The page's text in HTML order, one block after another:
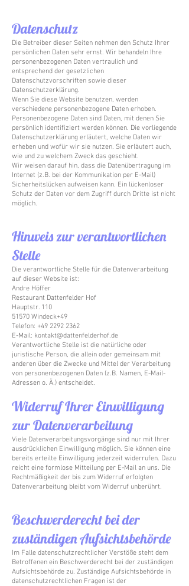
Datenschutz
Die Betreiber dieser Seiten nehmen den Schutz Ihrer
persönlichen Daten sehr ernst. Wir behandeln Ihre
personenbezogenen Daten vertraulich und
entsprechend der gesetzlichen
Datenschutzvorschriften sowie dieser
Datenschutzerklärung.
Wenn Sie diese Website benutzen, werden
verschiedene personenbezogene Daten erhoben.
Personenbezogene Daten sind Daten, mit denen Sie
persönlich identifiziert werden können. Die vorliegende
Datenschutzerklärung erläutert, welche Daten wir
erheben und wofür wir sie nutzen. Sie erläutert auch,
wie und zu welchem Zweck das geschieht.
Wir weisen darauf hin, dass die Datenübertragung im
Internet (z.B. bei der Kommunikation per E-Mail)
Sicherheitslücken aufweisen kann. Ein lückenloser
Schutz der Daten vor dem Zugriff durch Dritte ist nicht
möglich.
Hinweis zur verantwortlichen
Stelle
Die verantwortliche Stelle für die Datenverarbeitung
auf dieser Website ist:
Andre Höffer
Restaurant Dattenfelder Hof
Hauptstr. 110
51570 Windeck+49
Telefon: +49 2292 2362
E-Mail: kontakt@dattenfelderhof.de
Verantwortliche Stelle ist die natürliche oder
juristische Person, die allein oder gemeinsam mit
anderen über die Zwecke und Mittel der Verarbeitung
von personenbezogenen Daten (z.B. Namen, E-Mail-
Adressen o. Ä.) entscheidet.
Widerruf Ihrer Einwilligung
zur Datenverarbeitung
Viele Datenverarbeitungsvorgänge sind nur mit Ihrer
ausdrücklichen Einwilligung möglich. Sie können eine
bereits erteilte Einwilligung jederzeit widerrufen. Dazu
reicht eine formlose Mitteilung per E-Mail an uns. Die
Rechtmäßigkeit der bis zum Widerruf erfolgten
Datenverarbeitung bleibt vom Widerruf unberührt.
Beschwerderecht bei der
zuständigen Aufsichtsbehörde
Im Falle datenschutzrechtlicher Verstöße steht dem
Betroffenen ein Beschwerderecht bei der zuständigen
Aufsichtsbehörde zu. Zuständige Aufsichtsbehörde in
datenschutzrechtlichen Fragen ist der